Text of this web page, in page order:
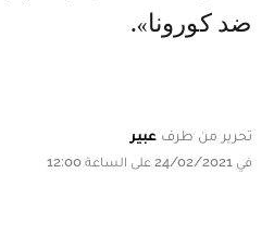
ضد كورونا».
تحرير من طرف عبير
في 24/02/2021 على الساعة 12:00